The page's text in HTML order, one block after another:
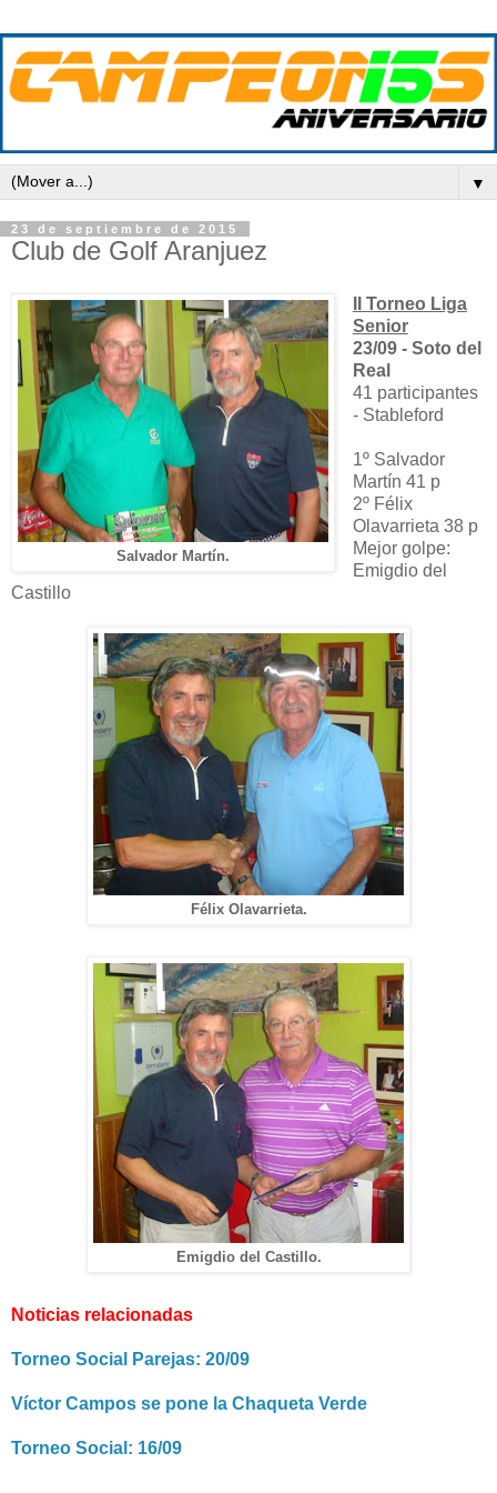
▼
23 de septiembre de 2015
Club de Golf Aranjuez
Salvador Martín.
II Torneo Liga
Senior
23/09 - Soto del
Real
41 participantes
- Stableford
1º Salvador
Martín 41 p
2º Félix
Olavarrieta 38 p
Mejor golpe:
Emigdio del
Castillo
Félix Olavarrieta.
Emigdio del Castillo.
Noticias relacionadas
Torneo Social Parejas: 20/09
Víctor Campos se pone la Chaqueta Verde
Torneo Social: 16/09